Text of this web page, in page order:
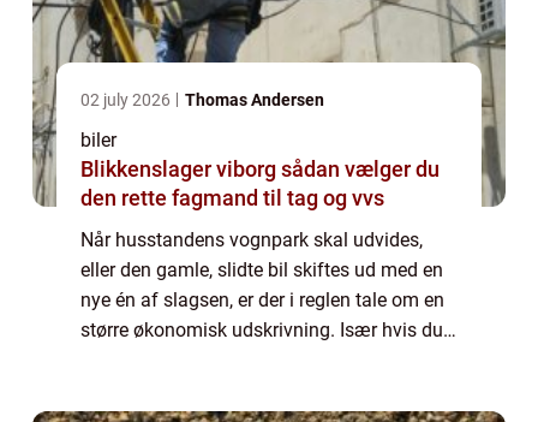
02 july 2026 Thomas Andersen
biler
Blikkenslager viborg sådan vælger du
den rette fagmand til tag og vvs
Når husstandens vognpark skal udvides,
eller den gamle, slidte bil skiftes ud med en
nye én af slagsen, er der i reglen tale om en
større økonomisk udskrivning. Især hvis du